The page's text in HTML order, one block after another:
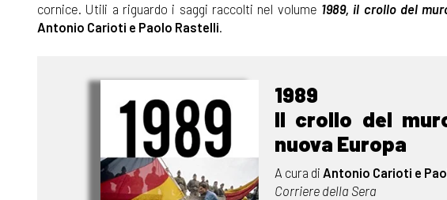
cornice. Utili a riguardo i saggi raccolti nel volume 1989, il crollo del
Antonio Carioti e Paolo Rastelli.
1989
Il crollo del
nuova Europa
A cura di Antonio Carioti e
Corriere della Sera